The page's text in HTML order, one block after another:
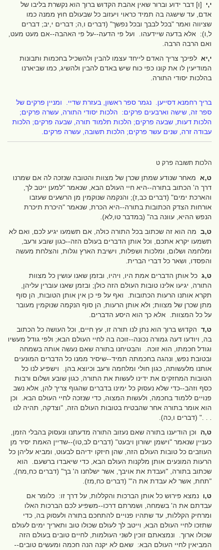
י,י [ו] דבר ידוע וברור שאין אהבת הקדוש ברוך הוא נקשרת בליבו של
אדם, עד שישגה בה תמיד כראוי ויעזוב כל שבעולם חוץ ממנה כמו
שציווה ואמר "בכל לבבך ובכל נפשך" (דברים ו,ה; דברים י,יב; דברים
ל,ו): אלא בדעה שיידעהו. ועל פי הדעה--על פי האהבה--אם מעט מעט,
ואם הרבה הרבה.
י,יא לפיכך צריך האדם לייחד עצמו להבין ולהשכיל בחכמות ותבונות
המודיעין לו את קונו כפי כוח שיש באדם להבין ולהשיג, כמו שביארנו
בהלכות יסודי התורה.
בריך רחמנא דסייען. נגמר ספר ראשון, בעזרת שדיי. ומניין פרקים של
ספר זה, שישה וארבעים פרקים: הלכות יסודי התורה, עשרה פרקים;
הלכות דעות, שבעה פרקים; הלכות תלמוד תורה, שבעה פרקים; הלכות
עבודה זרה, שנים עשר פרקים; הלכות תשובה, עשרה פרקים.
הלכות תשובה פרק ט
ט,א מאחר שנודע שמתן שכרן של מצוות והטובה שנזכה לה אם שמרנו
דרך ה' הכתוב בתורה--היא חיי העולם הבא, שנאמר "למען ייטב לך,
והארכת ימים" (דברים כב,ז); והנקמה שנוקמין מן הרשעים שעזבו
אורחות הצדק הכתובות בתורה--היא הכרת, שנאמר "היכרת תיכרת
הנפש ההיא, עוונה בה" (במדבר טו,לא).
ט,ב מה הוא זה שכתוב בכל התורה כולה, אם תשמעו יגיע לכם, ואם לא
תשמעו יקרא אתכם, וכל אותן הדברים בעולם הזה--כגון שובע ורעב,
ומלחמה ושלום, ומלכות ושפלות, וישיבת הארץ וגלות, והצלחת מעשה
והפסדו, ושאר כל דברי הברית.
ט,ג כל אותן הדברים אמת היו, ויהיו, ובזמן שאנו עושין כל מצוות
התורה, יגיעו אלינו טובות העולם הזה כולן; ובזמן שאנו עוברין עליהן,
תקרא אותנו הרעות הכתובות. ואף על פי כן אין אותן הטובות, הן סוף
מתן שכרן של מצוות; ולא אותן הרעות, הן סוף הנקמה שנוקמין מעובר
על כל המצוות. אלא כך הוא היסע הדברים.
ט,ד הקדוש ברוך הוא נתן לנו תורה זו, עץ חיים, וכל העושה כל הכתוב
בה, ויודעו דעה גמורה נכונה--זוכה בה לחיי העולם הבא; ולפי גודל מעשיו
וגודל חכמתו, הוא זוכה. והבטיחנו בתורה שאם נעשה אותה בשמחה
ובטובת נפש, ונהגה בחכמתה תמיד--שיסיר ממנו כל הדברים המונעים
אותנו מלעשותה, כגון חולי ומלחמה ורעב וכיוצא בהן. וישפיע לנו כל
הטובות המחזקים את ידינו לעשות את התורה, כגון שובע ושלום ורבות
כסף וזהב--כדי שלא נעסוק כל ימינו בדברים שהגוף צריך להן, אלא נשב
פנויים ללמוד בחכמה, ולעשות המצוה, כדי שנזכה לחיי העולם הבא. וכן
הוא אומר בתורה אחר שהבטיח בטובות העולם הזה, "וצדקה, תהיה לנו
. . ." (דברים ו,כה).
ט,ה וכן הודיענו בתורה שאם נעזוב התורה מדעתנו ונעסוק בהבלי הזמן,
כעניין שנאמר "וישמן ישורון ויבעט" (דברים לב,טו)--שדיין האמת יסיר מן
העוזבים כל טובות העולם הזה, שהן חיזקו ידיהם לבעוט, ומביא עליהן כל
הרעות המונעים אותן מלקנות העולם הבא, כדי שיאבדו ברשעם. הוא
שכתוב בתורה, "ועבדת את אויבך, אשר ישלחנו ה' בך" (דברים כח,מח),
"תחת, אשר לא עבדת את ה'" (דברים כח,מז).
ט,ו נמצא פירוש כל אותן הברכות והקללות, על דרך זו: כלומר אם
עבדתם את ה' בשמחה, ושמרתם דרכו--משפיע לכם הברכות האלו
ומרחיק הקללות, עד שתהיו פנויים להתחכם בתורה ולעסוק בה, כדי
שתזכו לחיי העולם הבא, וייטב לך לעולם שכולו טוב ותאריך ימים לעולם
שכולו ארוך. ונמצאתם זוכין לשני העולמות, לחיים טובים בעולם הזה
המביאין לחיי העולם הבא: שאם לא יקנה הנה חכמה ומעשים טובים--